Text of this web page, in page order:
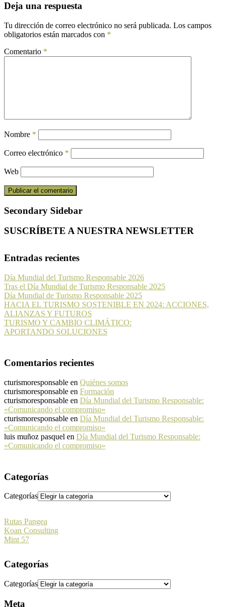
Deja una respuesta
Tu dirección de correo electrónico no será publicada. Los campos
obligatorios están marcados con *
Comentario *
Nombre *
Correo electrónico *
Web
Secondary Sidebar
SUSCRÍBETE A NUESTRA NEWSLETTER
Entradas recientes
Día Mundial del Turismo Responsable 2026
Tras el Día Mundial de Turismo Responsable 2025
Día Mundial de Turismo Responsable 2025
HACIA EL TURISMO SOSTENIBLE EN 2024: ACCIONES,
ALIANZAS Y FUTUROS
TURISMO Y CAMBIO CLIMÁTICO:
APORTANDO SOLUCIONES
Comentarios recientes
cturismoresponsable en Quiénes somos
cturismoresponsable en Formación
cturismoresponsable en Día Mundial del Turismo Responsable:
«Comunicando el compromiso»
cturismoresponsable en Día Mundial del Turismo Responsable:
«Comunicando el compromiso»
luis muñoz pasquel en Día Mundial del Turismo Responsable:
«Comunicando el compromiso»
Categorías
Categorías
Rutas Pangea
Koan Consulting
Mint 57
Categorías
Categorías
Meta